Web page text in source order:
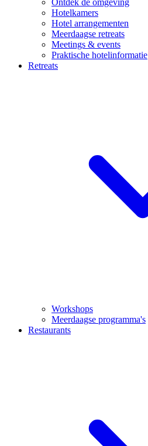
Ontdek de omgeving
Hotelkamers
Hotel arrangementen
Meerdaagse retreats
Meetings & events
Praktische hotelinformatie
Retreats
Workshops
Meerdaagse programma's
Restaurants